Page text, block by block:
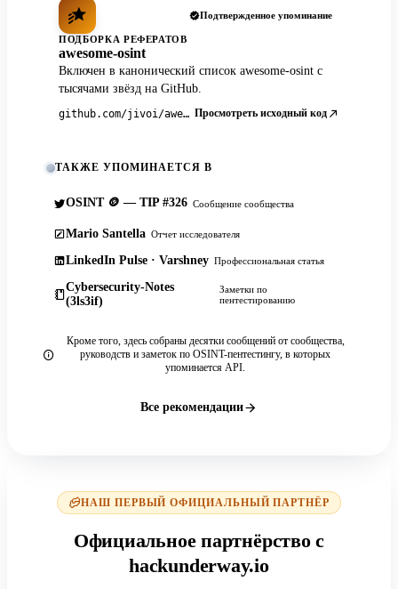
Подтвержденное упоминание
ПОДБОРКА РЕФЕРАТОВ
awesome-osint
Включен в канонический список awesome-osint с
тысячами звёзд на GitHub.
github.com/jivoi/awesome-osint Просмотреть исходный код
ТАКЖЕ УПОМИНАЕТСЯ В
OSINT 🪙 — TIP #326 Сообщение сообщества
Mario Santella Отчет исследователя
LinkedIn Pulse · Varshney Профессиональная статья
Cybersecurity-Notes
(3ls3if)
Заметки по
пентестированию
Кроме того, здесь собраны десятки сообщений от сообщества,
руководств и заметок по OSINT-пентестингу, в которых
упоминается API.
Все рекомендации
НАШ ПЕРВЫЙ ОФИЦИАЛЬНЫЙ ПАРТНЁР
Официальное партнёрство с
hackunderway.io